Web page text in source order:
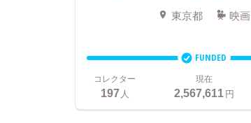
東京都 映画
FUNDED
コレクター
197 人
現在
2,567,611円